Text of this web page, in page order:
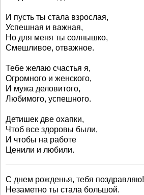
И пусть ты стала взрослая,
Успешная и важная,
Но для меня ты солнышко,
Смешливое, отважное.
Тебе желаю счастья я,
Огромного и женского,
И мужа деловитого,
Любимого, успешного.
Детишек две охапки,
Чтоб все здоровы были,
И чтобы на работе
Ценили и любили.
С днем рожденья, тебя поздравляю!
Незаметно ты стала большой.